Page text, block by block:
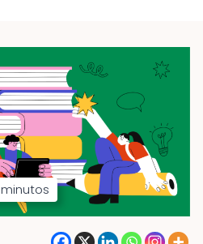
minutos